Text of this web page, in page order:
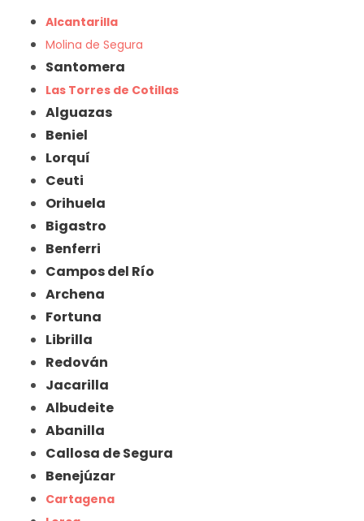
Alcantarilla
Molina de Segura
Santomera
Las Torres de Cotillas
Alguazas
Beniel
Lorquí
Ceuti
Orihuela
Bigastro
Benferri
Campos del Río
Archena
Fortuna
Librilla
Redován
Jacarilla
Albudeite
Abanilla
Callosa de Segura
Benejúzar
Cartagena